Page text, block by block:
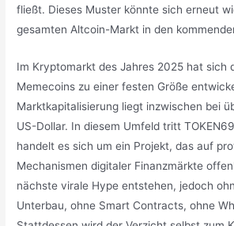
fließt. Dieses Muster könnte sich erneut
gesamten Altcoin-Markt in den
Im Kryptomarkt des Jahres 2025 hat sich
Memecoins zu einer festen Größe
Marktkapitalisierung liegt inzwischen bei
US-Dollar. In diesem Umfeld tritt
handelt es sich um ein Projekt, das auf
Mechanismen digitaler Finanzmärkte
nächste virale Hype entstehen, jedoch
Unterbau, ohne Smart Contracts, ohne